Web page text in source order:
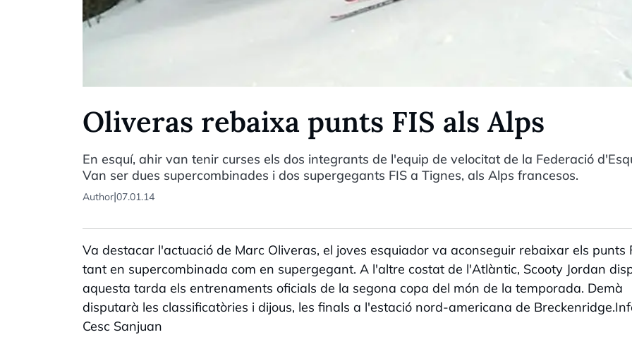
Oliveras rebaixa punts FIS als Alps
En esquí, ahir van tenir curses els dos integrants de l'equip de velocitat de la Federació
Van ser dues supercombinades i dos supergegants FIS a Tignes, als Alps francesos.
Author|07.01.14
Va destacar l'actuació de Marc Oliveras, el joves esquiador va aconseguir rebaixar els punts
tant en supercombinada com en supergegant. A l'altre costat de l'Atlàntic, Scooty Jordan
aquesta tarda els entrenaments oficials de la segona copa del món de la temporada. Demà
disputarà les classificatòries i dijous, les finals a l'estació nord-americana de
Cesc Sanjuan